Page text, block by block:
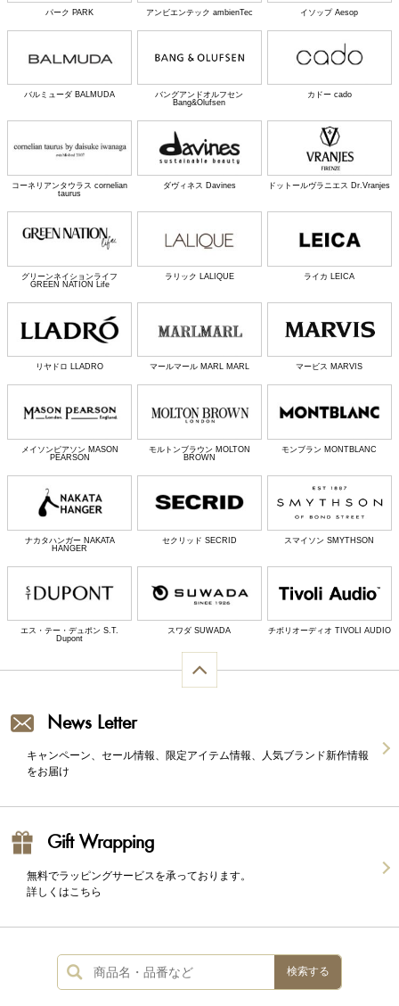
パーク PARK アンビエンテック ambienTec イソップ Aesop
バルミューダ BALMUDA
バングアンドオルフセン
Bang&Olufsen
カドー cado
コーネリアンタウラス cornelian
taurus
ダヴィネス Davines ドットールヴラニエス Dr.Vranjes
グリーンネイションライフ
GREEN NATION Life
ラリック LALIQUE ライカ LEICA
リヤドロ LLADRO マールマール MARL MARL マービス MARVIS
メイソンピアソン MASON
PEARSON
モルトンブラウン MOLTON
BROWN
モンブラン MONTBLANC
ナカタハンガー NAKATA
HANGER
セクリッド SECRID スマイソン SMYTHSON
エス・テー・デュポン S.T.
Dupont
スワダ SUWADA チボリオーディオ TIVOLI AUDIO
News Letter
キャンペーン、セール情報、限定アイテム情報、人気ブランド新作情報
をお届け
Gift Wrapping
無料でラッピングサービスを承っております。
詳しくはこちら
検索する